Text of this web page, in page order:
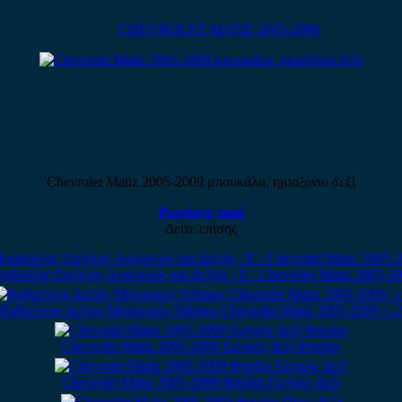
CHEVROLET MATIZ 2005-2009
Chevrolet Matiz 2005-2009 μπουκάλα, ημιαξόνιο δεξί
Ρωτήστε τιμή
Δείτε επίσης
Ομίχλης Αριστερός και Δεξιός / Ε / Chevrolet Matiz 2005-
Καθρέπτης Δεξιός Μηχανικός Άβαφος Chevrolet Matiz 2005-2009 / c2
Chevrolet Matiz 2005-2009 Εμπρός Δεξί Φανάρι
Chevrolet Matiz 2005-2009 Φανάρι Εμπρός Δεξί